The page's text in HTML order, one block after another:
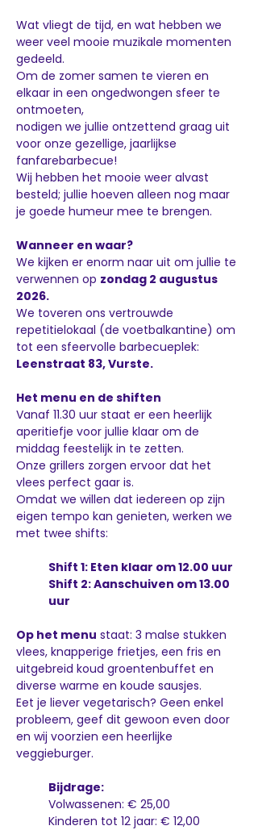
Wat vliegt de tijd, en wat hebben we
weer veel mooie muzikale momenten
gedeeld.
Om de zomer samen te vieren en
elkaar in een ongedwongen sfeer te
ontmoeten,
nodigen we jullie ontzettend graag uit
voor onze gezellige, jaarlijkse
fanfarebarbecue!
Wij hebben het mooie weer alvast
besteld; jullie hoeven alleen nog maar
je goede humeur mee te brengen.
Wanneer en waar?
We kijken er enorm naar uit om jullie te
verwennen op zondag 2 augustus
2026.
We toveren ons vertrouwde
repetitielokaal (de voetbalkantine) om
tot een sfeervolle barbecueplek:
Leenstraat 83, Vurste.
Het menu en de shiften
Vanaf 11.30 uur staat er een heerlijk
aperitiefje voor jullie klaar om de
middag feestelijk in te zetten.
Onze grillers zorgen ervoor dat het
vlees perfect gaar is.
Omdat we willen dat iedereen op zijn
eigen tempo kan genieten, werken we
met twee shifts:
Shift 1: Eten klaar om 12.00 uur
Shift 2: Aanschuiven om 13.00
uur
Op het menu staat: 3 malse stukken
vlees, knapperige frietjes, een fris en
uitgebreid koud groentenbuffet en
diverse warme en koude sausjes.
Eet je liever vegetarisch? Geen enkel
probleem, geef dit gewoon even door
en wij voorzien een heerlijke
veggieburger.
Bijdrage:
Volwassenen: € 25,00
Kinderen tot 12 jaar: € 12,00